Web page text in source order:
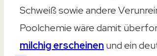
Schweiß sowie andere
Poolchemie wäre damit
milchig erscheinenund ein